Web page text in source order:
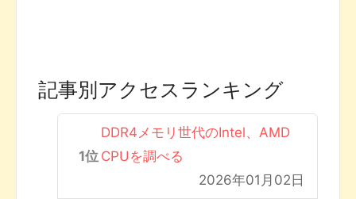
記事別アクセスランキング
DDR4メモリ世代のIntel、AMD
CPUを調べる
2026年01月02日